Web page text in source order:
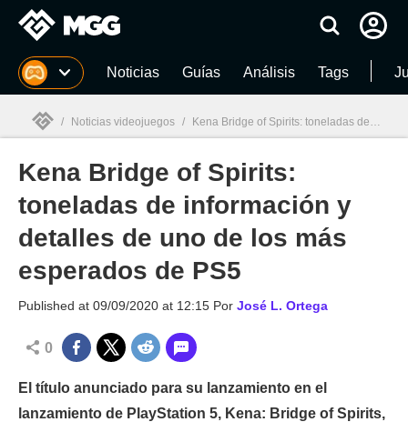
MGG Noticias Guías Análisis Tags
MGG
/ Noticias videojuegos / Kena Bridge of Spirits: toneladas de información y detalles de uno de los más esperados de PS5
Kena Bridge of Spirits:
toneladas de información y
detalles de uno de los más
esperados de PS5
Published at 09/09/2020 at 12:15 Por José L. Ortega
0
El título anunciado para su lanzamiento en el
lanzamiento de PlayStation 5, Kena: Bridge of Spirits,